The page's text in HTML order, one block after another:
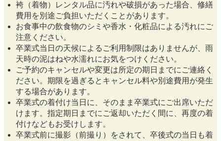
袴（着物）レンタル品に汚れや破損があった場合、修繕
費用を別途ご負担いただくことがあります。
お食事中の飲食物のシミや香水・化粧品による汚れにご
注意ください。
卒業式当日の天候によるご利用制限はありませんが、雨
天時の泥はねや水濡れにお気をつけください。
ご予約のキャンセルや変更は所定の期日までにご連絡く
ださい。期限を過ぎるとキャンセル料や別途費用が発生
する場合があります。
卒業式の着付け当日に、そのまま卒業式にご出席いただ
けます。指定期日までにご返却いただく間に、再度の着
付けなどもお受けします。
卒業式前に撮影（前撮り）をされて、卒後式の当日も着